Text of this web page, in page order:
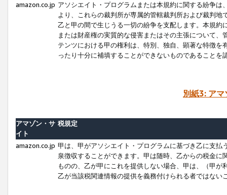
amazon.co.jp アソシエイト・プログラムまたは本規約に関する紛争
より、これらの裁判所が専属的管轄裁判所および裁判
乙と甲の間で生じうる一切の紛争を支配します。本規
または財産権の実質的な侵害またはその主張について
テンツにおける甲の権利は、特別、独自、顕著な特徴
ったり十分に補填することができないものであることを
別紙3: ア
アマゾン・サ
イト
税規定
amazon.co.jp 甲は、甲がアソシエイト・プログラムに基づき乙に支
泉徴収することができます。甲は随時、乙からの税金
ものの、乙が甲にこれを提供しない場合、甲は、（甲
乙が当該税関連情報の提供を義務付けられる者ではな